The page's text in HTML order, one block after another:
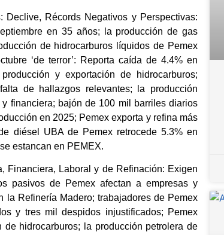
Récords Negativos y Perspectivas:
en 35 años; la producción de gas
de hidrocarburos líquidos de Pemex
‘de terror’: Reporta caída de 4.4% en
y exportación de hidrocarburos;
de hallazgos relevantes; la producción
financiera; bajón de 100 mil barriles diarios
en 2025; Pemex exporta y refina más
diésel UBA de Pemex retrocede 5.3% en
estancan en PEMEX.
Financiera, Laboral y de Refinación: Exigen
pasivos de Pemex afectan a empresas y
la Refinería Madero; trabajadores de Pemex
y tres mil despidos injustificados; Pemex
hidrocarburos; la producción petrolera de